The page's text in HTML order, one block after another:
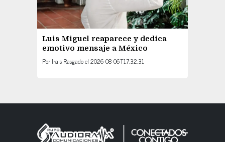
Luis Miguel reaparece y dedica
emotivo mensaje a México
Por Irais Rasgadoel 2026-08-06T17:32:31